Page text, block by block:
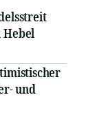
Hebel
und